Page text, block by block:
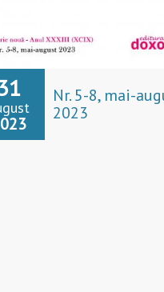
Nr. 5-8, mai-
2023